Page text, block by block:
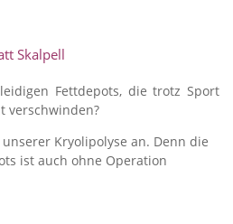
Skalpell
Fettdepots, die trotz Sport
verschwinden?
Kryolipolyse an. Denn die
ist auch ohne Operation